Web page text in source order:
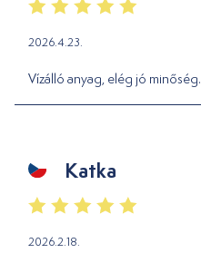
2026.4.23.
Vízálló anyag, elég jó minőség.
Katka
2026.2.18.